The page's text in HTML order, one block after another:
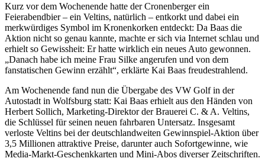
Kurz vor dem Wochenende hatte der Cronenberger ein
Feierabendbier – ein Veltins, natürlich – entkorkt und dabei ein
merkwürdiges Symbol im Kronenkorken entdeckt: Da Baas die
Aktion nicht so genau kannte, machte er sich via Internet schlau und
erhielt so Gewissheit: Er hatte wirklich ein neues Auto gewonnen.
„Danach habe ich meine Frau Silke angerufen und von dem
fanstatischen Gewinn erzählt“, erklärte Kai Baas freudestrahlend.
Am Wochenende fand nun die Übergabe des VW Golf in der
Autostadt in Wolfsburg statt: Kai Baas erhielt aus den Händen von
Herbert Sollich, Marketing-Direktor der Brauerei C. & A. Veltins,
die Schlüssel für seinen neuen fahrbaren Untersatz. Insgesamt
verloste Veltins bei der deutschlandweiten Gewinnspiel-Aktion über
3,5 Millionen attraktive Preise, darunter auch Sofortgewinne, wie
Media-Markt-Geschenkkarten und Mini-Abos diverser Zeitschriften.